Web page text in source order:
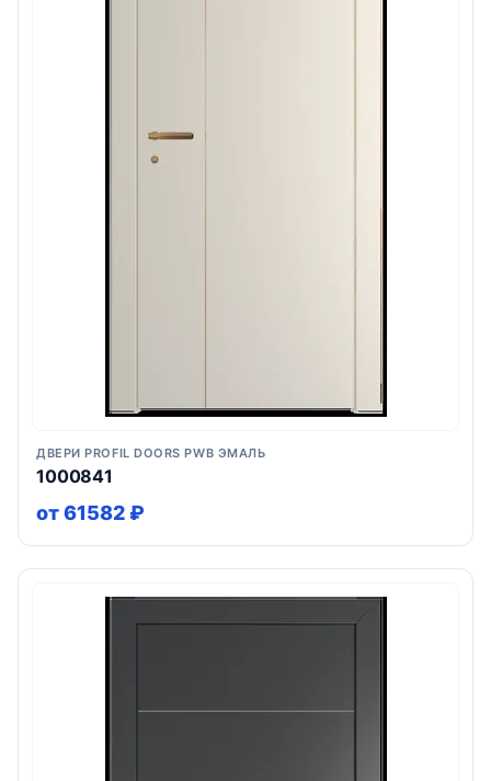
ДВЕРИ PROFIL DOORS PWB ЭМАЛЬ
1000841
от 61582 ₽